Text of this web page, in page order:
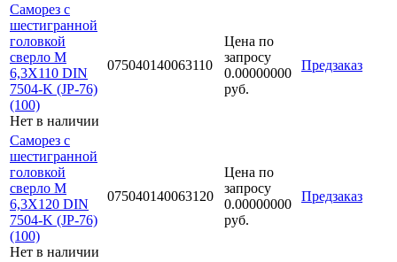
Саморез с
шестигранной
головкой
сверло М
6,3Х110 DIN
7504-K (JP-76)
(100)
Нет в наличии
075040140063110
Цена по
запросу
0.00000000
руб.
Предзаказ
Саморез с
шестигранной
головкой
сверло М
6,3Х120 DIN
7504-K (JP-76)
(100)
Нет в наличии
075040140063120
Цена по
запросу
0.00000000
руб.
Предзаказ